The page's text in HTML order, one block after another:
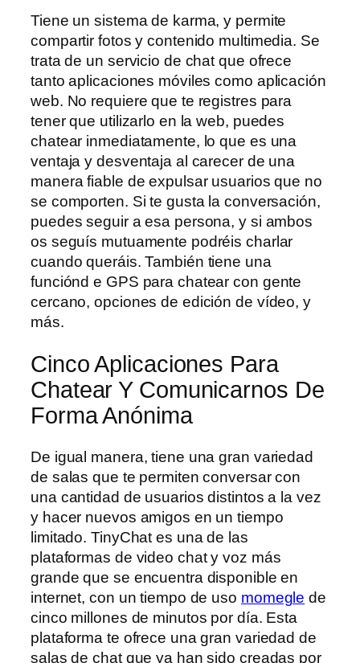
Tiene un sistema de karma, y permite
compartir fotos y contenido multimedia. Se
trata de un servicio de chat que ofrece
tanto aplicaciones móviles como aplicación
web. No requiere que te registres para
tener que utilizarlo en la web, puedes
chatear inmediatamente, lo que es una
ventaja y desventaja al carecer de una
manera fiable de expulsar usuarios que no
se comporten. Si te gusta la conversación,
puedes seguir a esa persona, y si ambos
os seguís mutuamente podréis charlar
cuando queráis. También tiene una
funciónd e GPS para chatear con gente
cercano, opciones de edición de vídeo, y
más.
Cinco Aplicaciones Para
Chatear Y Comunicarnos De
Forma Anónima
De igual manera, tiene una gran variedad
de salas que te permiten conversar con
una cantidad de usuarios distintos a la vez
y hacer nuevos amigos en un tiempo
limitado. TinyChat es una de las
plataformas de video chat y voz más
grande que se encuentra disponible en
internet, con un tiempo de uso momegle de
cinco millones de minutos por día. Esta
plataforma te ofrece una gran variedad de
salas de chat que ya han sido creadas por